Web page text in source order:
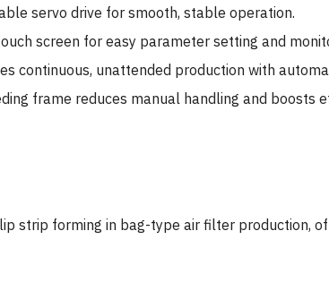
servo drive for smooth, stable operation.
screen for easy parameter setting and
continuous, unattended production with
frame reduces manual handling and boosts
strip forming in bag-type air filter production,